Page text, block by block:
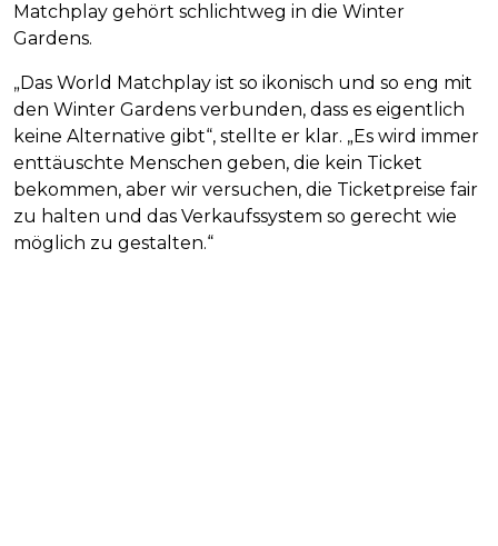
Matchplay gehört schlichtweg in die Winter
Gardens.
„Das World Matchplay ist so ikonisch und so eng mit
den Winter Gardens verbunden, dass es eigentlich
keine Alternative gibt“, stellte er klar. „Es wird immer
enttäuschte Menschen geben, die kein Ticket
bekommen, aber wir versuchen, die Ticketpreise fair
zu halten und das Verkaufssystem so gerecht wie
möglich zu gestalten.“